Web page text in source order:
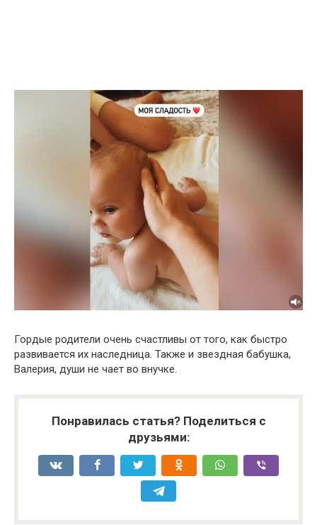
Гордые родители очень счастливы от того, как быстро
развивается их наследница. Также и звездная бабушка,
Валерия, души не чает во внучке.
Понравилась статья? Поделиться с
друзьями: